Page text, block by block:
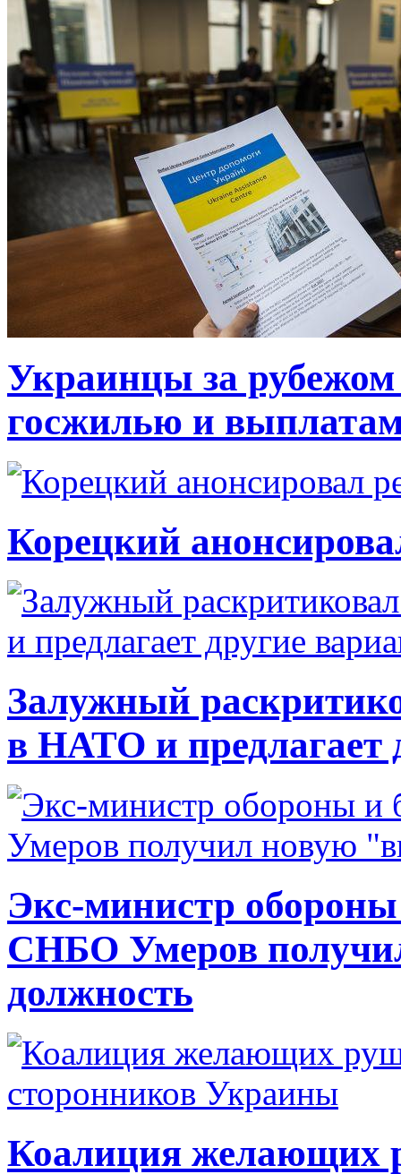
Украинцы за рубежом
госжилью и
Корецкий
Залужный
в НАТО и предлагает
Экс-министр
СНБО Умеров
должность
Коалиция желающих